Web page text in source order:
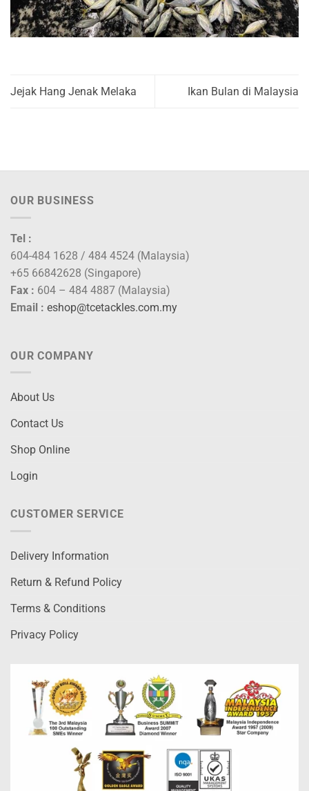
Jejak Hang Jenak Melaka Ikan Bulan di Malaysia
OUR BUSINESS
Tel :
604-484 1628 / 484 4524 (Malaysia)
+65 66842628 (Singapore)
Fax : 604 – 484 4887 (Malaysia)
Email : eshop@tcetackles.com.my
OUR COMPANY
About Us
Contact Us
Shop Online
Login
CUSTOMER SERVICE
Delivery Information
Return & Refund Policy
Terms & Conditions
Privacy Policy